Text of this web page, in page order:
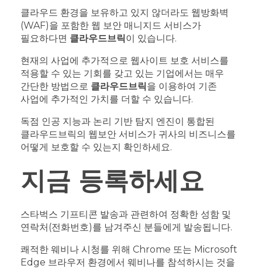
클라우드 환경을 보유하고 있지 않더라도 웹방화벽
(WAF)을 포함한 웹 보안 매니지드 서비스가
필요하다면 클라우드브릭이 있습니다.
현재의 사업에 추가적으로 웹사이트 보호 서비스를
적용할 수 있는 기회를 갖고 있는 기업에서는 매우
간단한 방법으로 클라우드브릭을 이용하여 기존
사업에 추가적인 가치를 더할 수 있습니다.
독점 인공 지능과 논리 기반 탐지 엔진이 통합된
클라우드브릭의 웹보안 서비스가 귀사의 비즈니스를
어떻게 보호할 수 있는지 확인하세요.
지금 등록하세요
스타벅스 기프티콘 발송과 관련하여 정확한 성함 및
연락처(전화번호)를 남겨주신 분들에게 발송됩니다.
쾌적한 웨비나 시청를 위해 Chrome 또는 Microsoft
Edge 브라우저 환경에서 웨비나를 참석하시는 것을